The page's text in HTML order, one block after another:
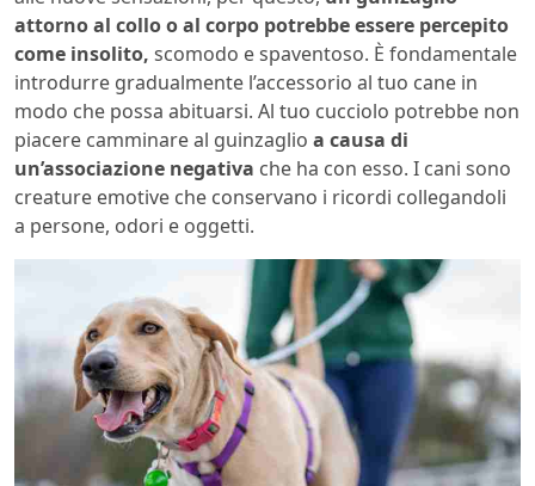
attorno al collo o al corpo potrebbe essere percepito
come insolito, scomodo e spaventoso. È fondamentale
introdurre gradualmente l’accessorio al tuo cane in
modo che possa abituarsi. Al tuo cucciolo potrebbe non
piacere camminare al guinzaglio a causa di
un’associazione negativa che ha con esso. I cani sono
creature emotive che conservano i ricordi collegandoli
a persone, odori e oggetti.